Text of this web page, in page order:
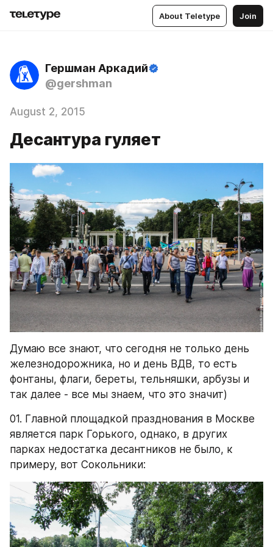
About Teletype Join
Гершман Аркадий
@gershman
August 2, 2015
Десантура гуляет
Думаю все знают, что сегодня не только день
железнодорожника, но и день ВДВ, то есть
фонтаны, флаги, береты, тельняшки, арбузы и
так далее - все мы знаем, что это значит)
01. Главной площадкой празднования в Москве
является парк Горького, однако, в других
парках недостатка десантников не было, к
примеру, вот Сокольники: